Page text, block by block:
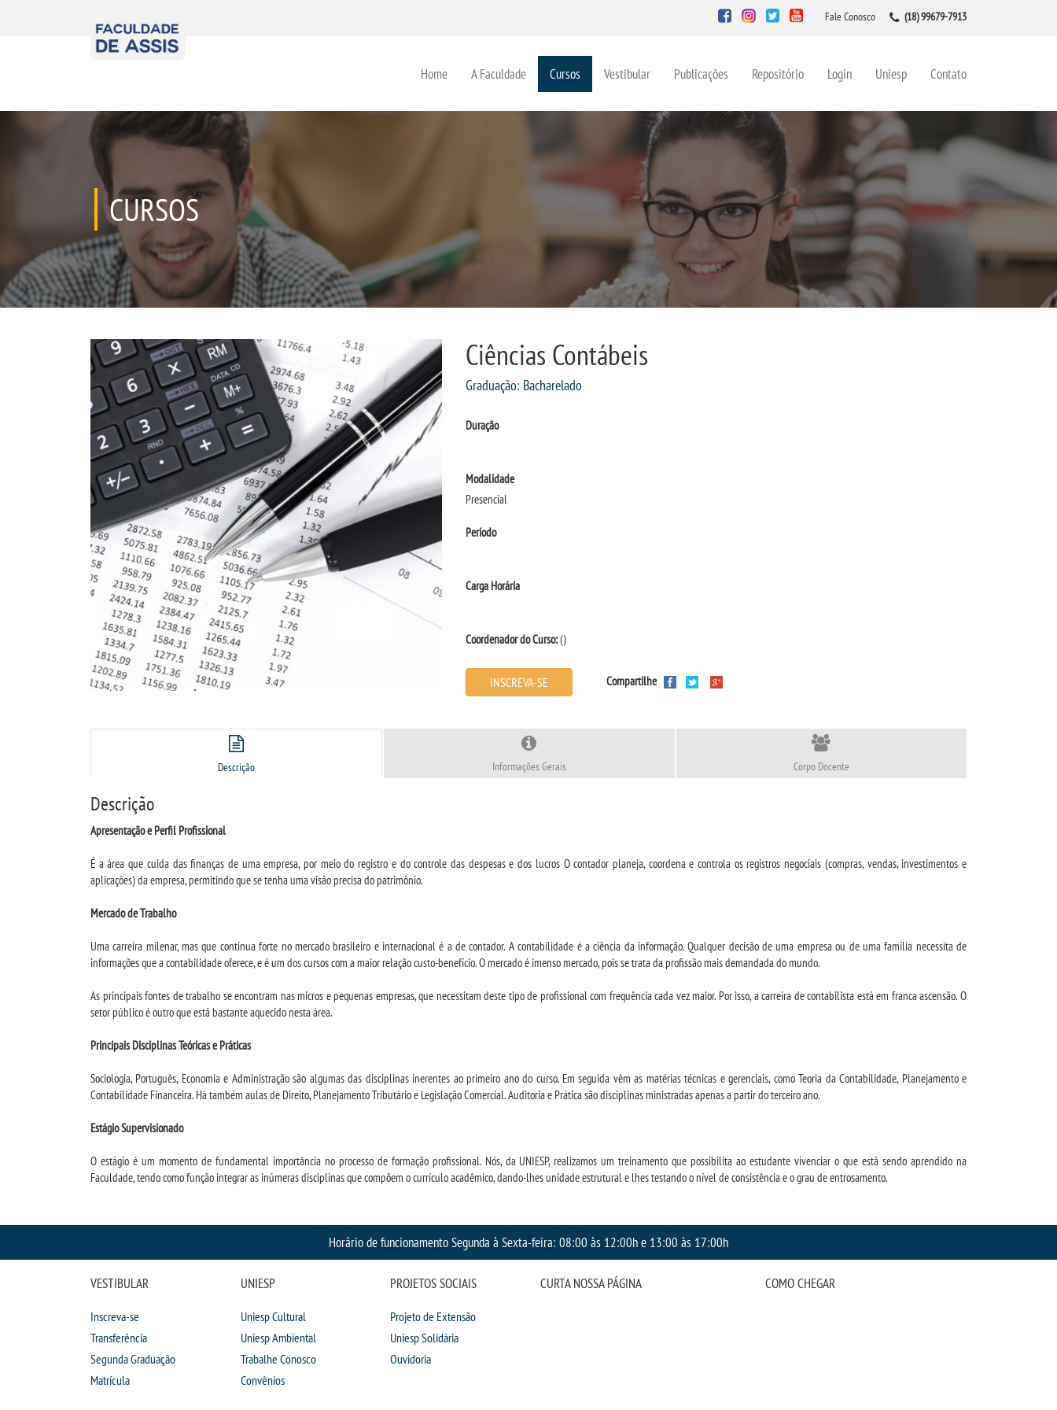
Fale Conosco (18) 99679-7913
Home A Faculdade Cursos Vestibular Publicações Repositório Login Uniesp Contato
CURSOS
Ciências Contábeis
Graduação: Bacharelado
Duração
Modalidade
Presencial
Período
Carga Horária
Coordenador do Curso:()
INSCREVA-SE Compartilhe
Descrição Informações Gerais Corpo Docente
Descrição
Apresentação e Perfil Profissional
É a área que cuida das finanças de uma empresa, por meio do registro e do controle das despesas e dos lucros O contador planeja, coordena e controla os registros negociais (compras, vendas, investimentos e
aplicações) da empresa, permitindo que se tenha uma visão precisa do patrimônio.
Mercado de Trabalho
Uma carreira milenar, mas que continua forte no mercado brasileiro e internacional é a de contador. A contabilidade é a ciência da informação. Qualquer decisão de uma empresa ou de uma família necessita de
informações que a contabilidade oferece, e é um dos cursos com a maior relação custo-benefício. O mercado é imenso mercado, pois se trata da profissão mais demandada do mundo.
As principais fontes de trabalho se encontram nas micros e pequenas empresas, que necessitam deste tipo de profissional com frequência cada vez maior. Por isso, a carreira de contabilista está em franca ascensão. O
setor público é outro que está bastante aquecido nesta área.
Principais Disciplinas Teóricas e Práticas
Sociologia, Português, Economia e Administração são algumas das disciplinas inerentes ao primeiro ano do curso. Em seguida vêm as matérias técnicas e gerenciais, como Teoria da Contabilidade, Planejamento e
Contabilidade Financeira. Há também aulas de Direito, Planejamento Tributário e Legislação Comercial. Auditoria e Prática são disciplinas ministradas apenas a partir do terceiro ano.
Estágio Supervisionado
O estágio é um momento de fundamental importância no processo de formação profissional. Nós, da UNIESP, realizamos um treinamento que possibilita ao estudante vivenciar o que está sendo aprendido na
Faculdade, tendo como função integrar as inúmeras disciplinas que compõem o currículo acadêmico, dando-lhes unidade estrutural e lhes testando o nível de consistência e o grau de entrosamento.
Horário de funcionamento Segunda à Sexta-feira: 08:00 às 12:00h e 13:00 às 17:00h
VESTIBULAR
Inscreva-se
Transferência
Segunda Graduação
Matrícula
UNIESP
Uniesp Cultural
Uniesp Ambiental
Trabalhe Conosco
Convênios
PROJETOS SOCIAIS
Projeto de Extensão
Uniesp Solidária
Ouvidoria
CURTA NOSSA PÁGINA COMO CHEGAR